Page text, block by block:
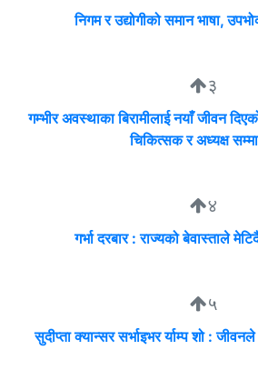
निगम र उद्योगीको समान भाषा,
३
गम्भीर अवस्थाका बिरामीलाई नयाँ जीवन
चिकित्सक र अध्यक्ष
४
गर्भा दरबार : राज्यको बेवास्ताले
५
सुदीप्ता क्यान्सर सर्भाइभर र्याम्प शो :